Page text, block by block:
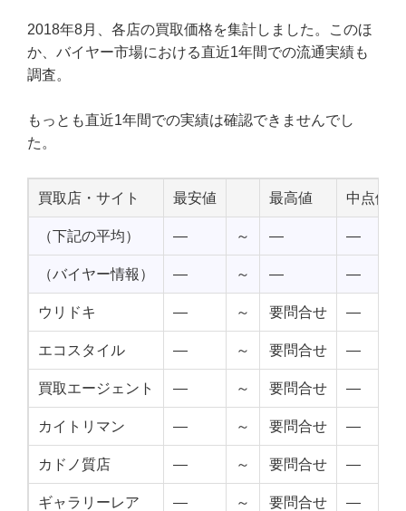
2018年8月、各店の買取価格を集計しました。このほ
か、バイヤー市場における直近1年間での流通実績も
調査。
もっとも直近1年間での実績は確認できませんでし
た。
買取店・サイト 最安値 最高値 中点値
（下記の平均） — ～ — —
（バイヤー情報） — ～ — —
ウリドキ — ～ 要問合せ —
エコスタイル — ～ 要問合せ —
買取エージェント — ～ 要問合せ —
カイトリマン — ～ 要問合せ —
カドノ質店 — ～ 要問合せ —
ギャラリーレア — ～ 要問合せ —